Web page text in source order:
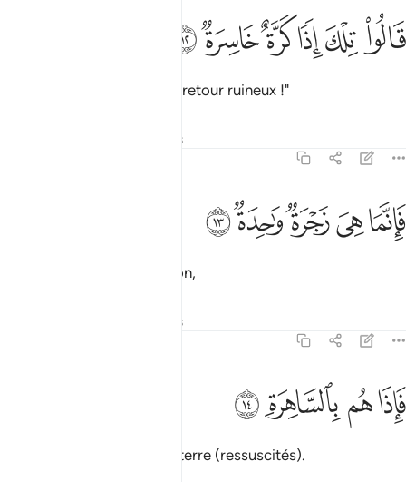
قالوا تلك اذا كرة خاسرة ١٢
قَالُوا۟ تِلْكَ إِذًۭا كَرَّةٌ خَاسِرَةٌۭ ١٢
ﲺﲻﲼﲽﲾﲿ
Ils disent: "ce sera alors un retour ruineux !"
Réflexions
فانما هي زجرة واحدة ١٣
فَإِنَّمَا هِىَ زَجْرَةٌۭ وَٰحِدَةٌۭ ١٣
ﳀﳁﳂﳃﳄ
Il n’y aura qu’une sommation,
Réflexions
فاذا هم بالساهرة ١٤
فَإِذَا هُم بِٱلسَّاهِرَةِ ١٤
ﳅﳆﳇﳈ
et voilà qu’ils seront sur la terre (ressuscités).